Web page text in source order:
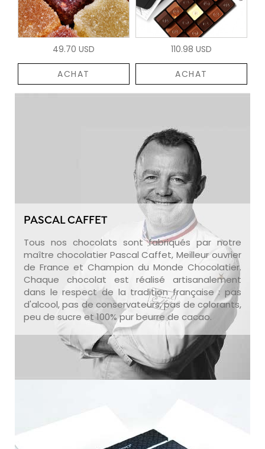
49.70 USD
ACHAT
110.98 USD
ACHAT
PASCAL CAFFET
Tous nos chocolats sont fabriqués par notre
maître chocolatier Pascal Caffet, Meilleur ouvrier
de France et Champion du Monde Chocolatier.
Chaque chocolat est réalisé artisanalement
dans le respect de la tradition française : pas
d'alcool, pas de conservateurs, pas de colorants,
peu de sucre et 100% pur beurre de cacao.